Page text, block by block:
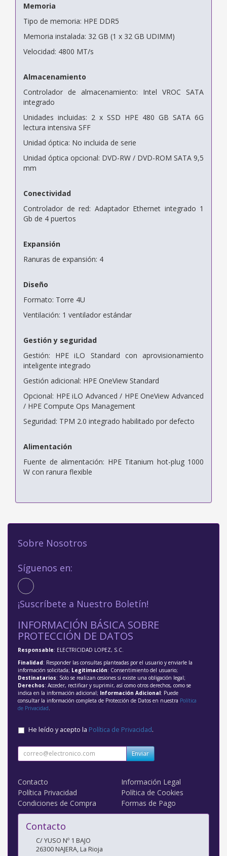
Memoria
Tipo de memoria: HPE DDR5
Memoria instalada: 32 GB (1 x 32 GB UDIMM)
Velocidad: 4800 MT/s
Almacenamiento
Controlador de almacenamiento: Intel VROC SATA
integrado
Unidades incluidas: 2 x SSD HPE 480 GB SATA 6G
lectura intensiva SFF
Unidad óptica: No incluida de serie
Unidad óptica opcional: DVD-RW / DVD-ROM SATA 9,5
mm
Conectividad
Controlador de red: Adaptador Ethernet integrado 1
Gb de 4 puertos
Expansión
Ranuras de expansión: 4
Diseño
Formato: Torre 4U
Ventilación: 1 ventilador estándar
Gestión y seguridad
Gestión: HPE iLO Standard con aprovisionamiento
inteligente integrado
Gestión adicional: HPE OneView Standard
Opcional: HPE iLO Advanced / HPE OneView Advanced
/ HPE Compute Ops Management
Seguridad: TPM 2.0 integrado habilitado por defecto
Alimentación
Fuente de alimentación: HPE Titanium hot-plug 1000
W con ranura flexible
Sobre Nosotros
Síguenos en:
¡Suscríbete a Nuestro Boletín!
INFORMACIÓN BÁSICA SOBRE
PROTECCIÓN DE DATOS
Responsable: ELECTRICIDAD LOPEZ, S.C.
Finalidad: Responder las consultas planteadas por el usuario y enviarle la
información solicitada; Legitimación: Consentimiento del usuario;
Destinatarios: Solo se realizan cesiones si existe una obligación legal;
Derechos: Acceder, rectificar y suprimir, así como otros derechos, como se
indica en la información adicional; Información Adicional: Puede
consultar la información completa de Protección de Datos en nuestra Política
de Privacidad
He leído y acepto la Política de Privacidad.
Enviar
Contacto
Información Legal
Política Privacidad
Política de Cookies
Condiciones de Compra
Formas de Pago
Contacto
C/ YUSO Nº 1 BAJO
26300NAJERA,La Rioja